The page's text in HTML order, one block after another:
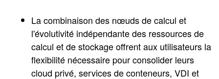
La combinaison des nœuds de calcul et
l'évolutivité indépendante des ressources de
calcul et de stockage offrent aux utilisateurs la
flexibilité nécessaire pour consolider leurs
cloud privé, services de conteneurs, VDI et